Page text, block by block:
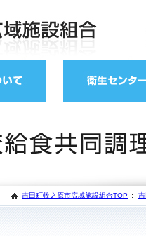
吉田町牧之原市広域施設組合TOP